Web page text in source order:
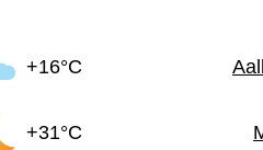
+16°C
+31°C